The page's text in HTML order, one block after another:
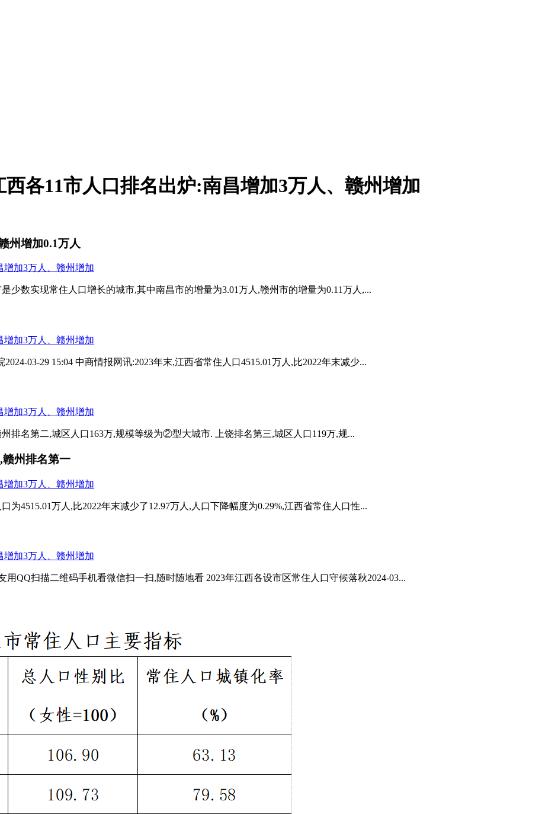
西各11市人口排名出炉:南昌增加3万人、赣州增加
州增加0.1万人
少数实现常住人口增长的城市,其中南昌市的增量为3.01万人,赣州市的增量为0.11万人,...
03-29 15:04 中商情报网讯:2023年末,江西省常住人口4515.01万人,比2022年末减少...
排名第二,城区人口163万,规模等级为②型大城市. 上饶排名第三,城区人口119万,规...
赣州排名第一
4515.01万人,比2022年末减少了12.97万人,人口下降幅度为0.29%,江西省常住人口性...
QQ扫描二维码手机看微信扫一扫,随时随地看 2023年江西各设市区常住人口守候落秋2024-03...